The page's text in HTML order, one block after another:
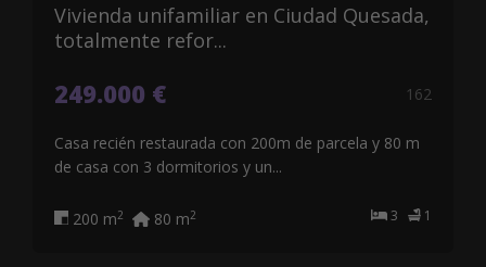
Vivienda unifamiliar en Ciudad Quesada,
totalmente refor...
249.000 € 162
Casa recién restaurada con 200m de parcela y 80 m
de casa con 3 dormitorios y un...
3 1
200 m2 80 m2